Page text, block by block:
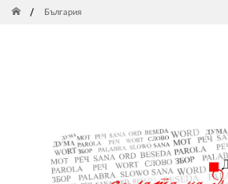
България
ЗА НАС
АВТОРИ